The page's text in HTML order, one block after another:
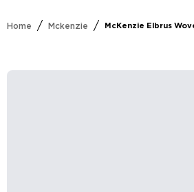
Home / Mckenzie / McKenzie Elbrus